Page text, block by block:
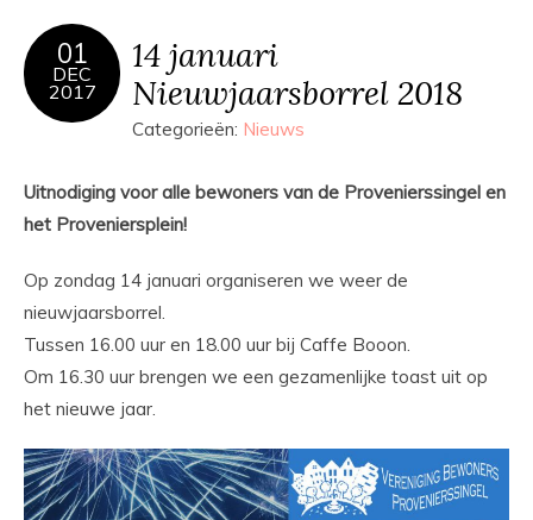
01
DEC
2017
14 januari
Nieuwjaarsborrel 2018
Categorieën: Nieuws
Uitnodiging voor alle bewoners van de Provenierssingel en
het Proveniersplein!
Op zondag 14 januari organiseren we weer de
nieuwjaarsborrel.
Tussen 16.00 uur en 18.00 uur bij Caffe Booon.
Om 16.30 uur brengen we een gezamenlijke toast uit op
het nieuwe jaar.